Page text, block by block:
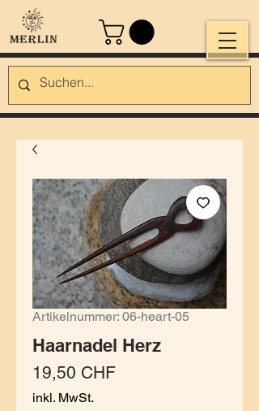
Artikelnummer: 06-heart-05
Haarnadel Herz
19,50 CHFPreis
inkl. MwSt.